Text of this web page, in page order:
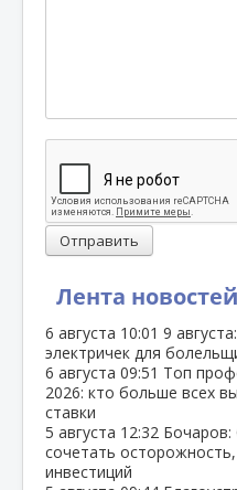
Лента новостей
6 августа 10:01 9
электричек для
6 августа 09:51 Топ
2026: кто больше всех
ставки
5 августа 12:32
сочетать
инвестиций
Отправить